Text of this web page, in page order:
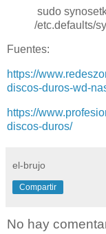
sudo
/etc.defaults/
Fuentes:
https://
discos-duros-wd-
https://
discos-duros/
el-brujo
Compartir
No hay